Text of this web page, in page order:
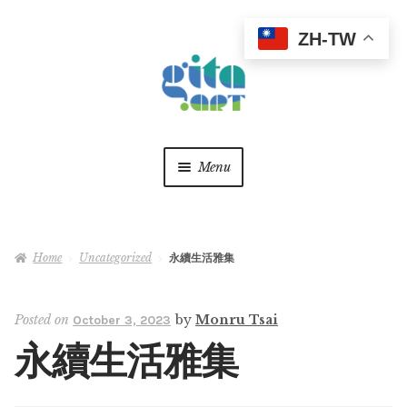
Menu
最新消息
作品精選
美學觀點
Home Uncategorized 永續生活雅集
Posted on October 3, 2023 by Monru Tsai
永續生活雅集
ZH-TW